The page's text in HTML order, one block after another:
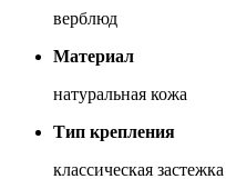
верблюд
Материал
натуральная кожа
Тип крепления
классическая